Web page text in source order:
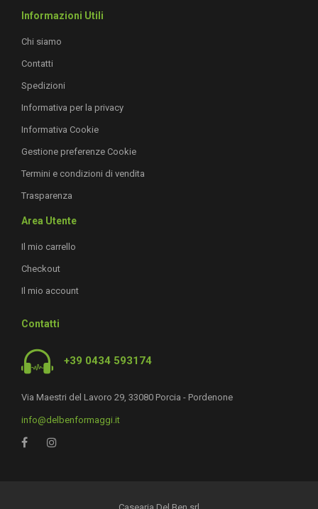
Informazioni Utili
Chi siamo
Contatti
Spedizioni
Informativa per la privacy
Informativa Cookie
Gestione preferenze Cookie
Termini e condizioni di vendita
Trasparenza
Area Utente
Il mio carrello
Checkout
Il mio account
Contatti
+39 0434 593174
Via Maestri del Lavoro 29, 33080 Porcia - Pordenone
info@delbenformaggi.it